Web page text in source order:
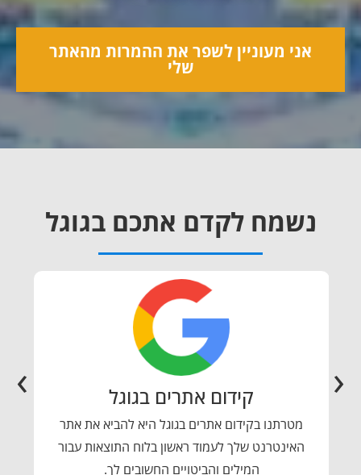
אני מעוניין לשפר את ההמרות מהאתר
שלי
נשמח לקדם אתכם בגוגל
קידום אתרים בגוגל
מטרתנו בקידום אתרים בגוגל היא להביא את אתר
האינטרנט שלך לעמוד ראשון בלוח התוצאות עבור
המילים והביטויים החשובים לך.
‹
›